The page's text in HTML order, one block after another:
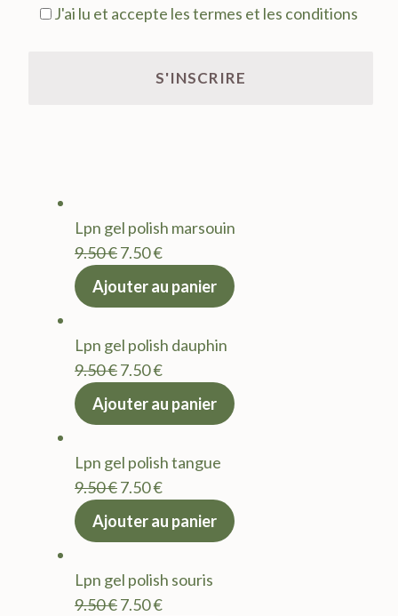
J'ai lu et accepte les termes et les conditions
Lpn gel polish marsouin
9.50€Le
prix
9.50 €.
7.50€Le
actuel
7.50 €.
Ajouter au panier
Lpn gel polish dauphin
9.50€Le
prix
9.50 €.
7.50€Le
actuel
7.50 €.
Ajouter au panier
Lpn gel polish tangue
9.50€Le
prix
9.50 €.
7.50€Le
actuel
7.50 €.
Ajouter au panier
Lpn gel polish souris
9.50€Le
7.50€Le